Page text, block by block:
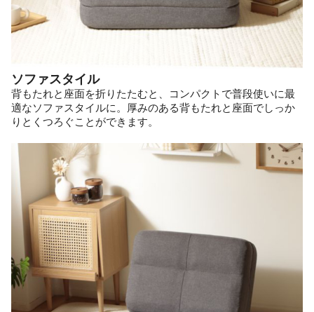
ソファスタイル
背もたれと座面を折りたたむと、コンパクトで普段使いに最
適なソファスタイルに。厚みのある背もたれと座面でしっか
りとくつろぐことができます。